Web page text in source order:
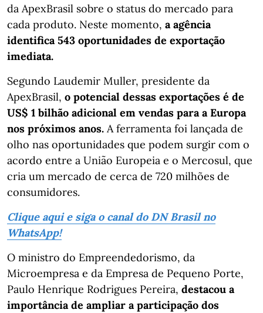
da ApexBrasil sobre o status do mercado para
cada produto. Neste momento, a agência
identifica 543 oportunidades de exportação
imediata.
Segundo Laudemir Muller, presidente da
ApexBrasil, o potencial dessas exportações é de
US$ 1 bilhão adicional em vendas para a Europa
nos próximos anos. A ferramenta foi lançada de
olho nas oportunidades que podem surgir com o
acordo entre a União Europeia e o Mercosul, que
cria um mercado de cerca de 720 milhões de
consumidores.
Clique aqui e siga o canal do DN Brasil no
WhatsApp!
O ministro do Empreendedorismo, da
Microempresa e da Empresa de Pequeno Porte,
Paulo Henrique Rodrigues Pereira, destacou a
importância de ampliar a participação dos